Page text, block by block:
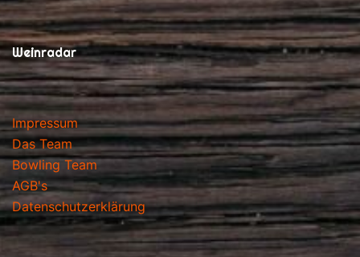
Weinradar
Impressum
Das Team
Bowling Team
AGB's
Datenschutzerklärung